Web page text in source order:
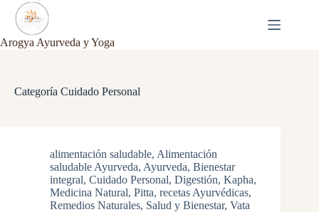
Saltar
contenido
Arogya Ayurveda y Yoga
Categoría Cuidado Personal
alimentación saludable, Alimentación
saludable Ayurveda, Ayurveda, Bienestar
integral, Cuidado Personal, Digestión, Kapha,
Medicina Natural, Pitta, recetas Ayurvédicas,
Remedios Naturales, Salud y Bienestar, Vata